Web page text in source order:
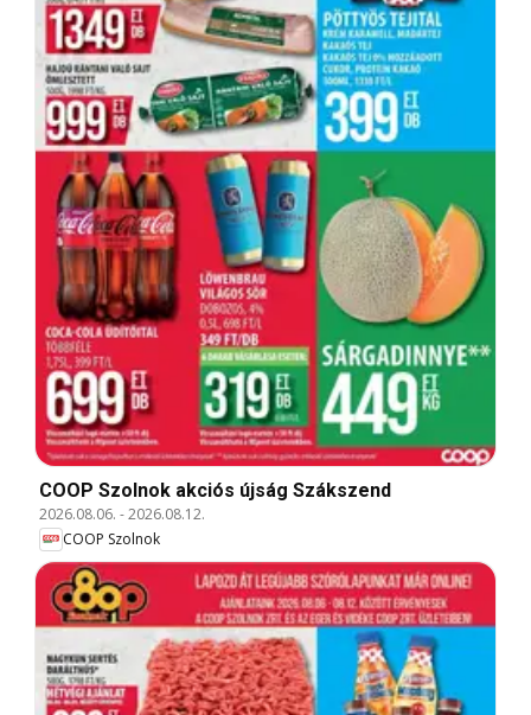
COOP Szolnok akciós újság Szákszend
2026.08.06. -2026.08.12.
COOP Szolnok